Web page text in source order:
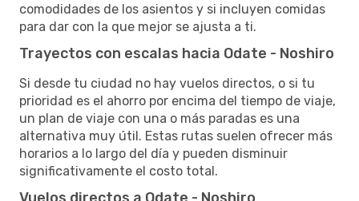
comodidades de los asientos y si incluyen comidas
para dar con la que mejor se ajusta a ti.
Trayectos con escalas hacia Odate - Noshiro
Si desde tu ciudad no hay vuelos directos, o si tu
prioridad es el ahorro por encima del tiempo de viaje,
un plan de viaje con una o más paradas es una
alternativa muy útil. Estas rutas suelen ofrecer más
horarios a lo largo del día y pueden disminuir
significativamente el costo total.